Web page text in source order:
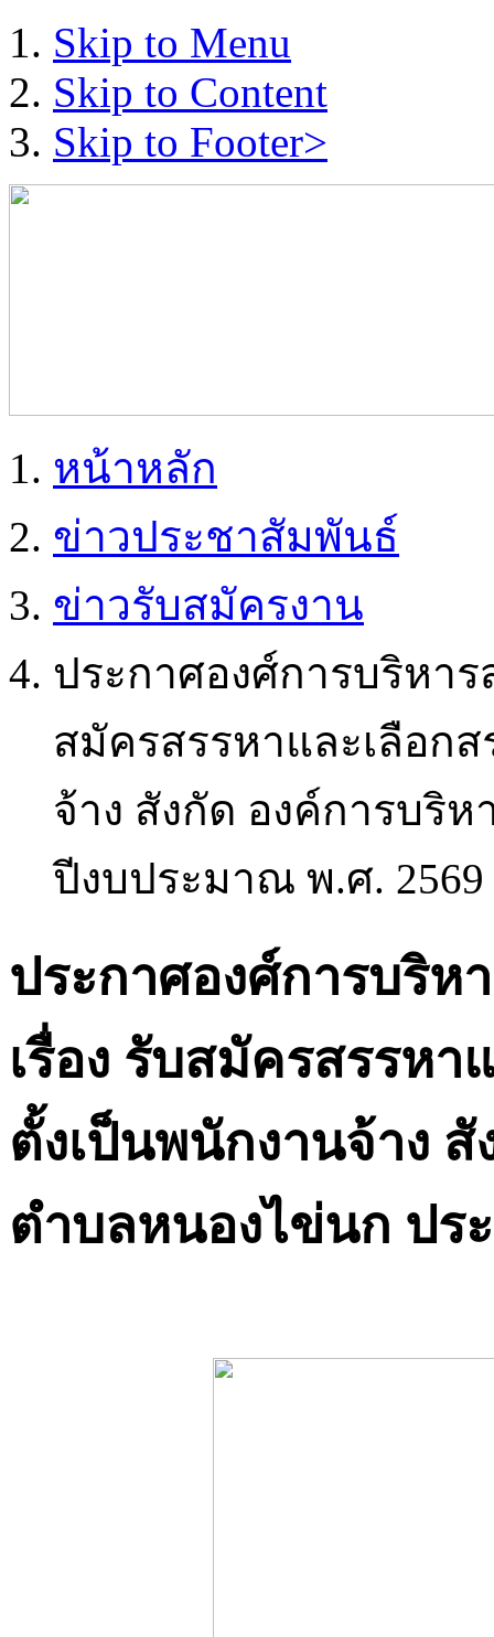
Skip to Menu
Skip to Content
Skip to Footer>
หน้าหลัก
ข่าวประชาสัมพันธ์
ข่าวรับสมัครงาน
ประกาศองศ์การบริหา
สมัครสรรหาและเลือก
จ้าง สังกัด องค์การบริ
ปีงบประมาณ พ.ศ. 2569
ประกาศองศ์การบริ
เรื่อง รับสมัครสรรห
ตั้งเป็นพนักงานจ้าง
ตำบลหนองไข่นก ปร